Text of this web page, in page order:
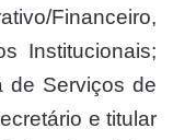
Financeiro,
Institucionais;
de Serviços de
e titular